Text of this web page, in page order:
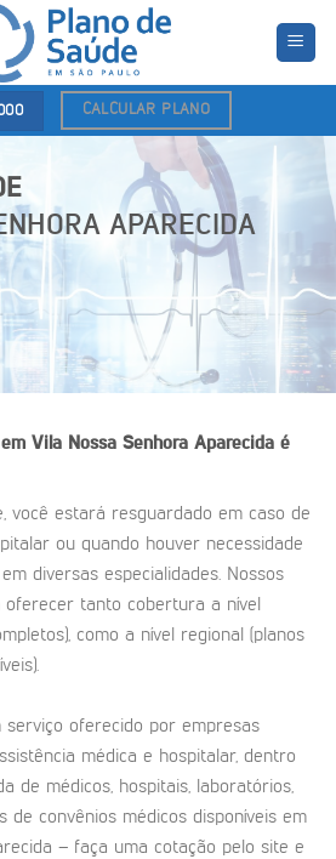
CALCULAR PLANO
APARECIDA
Vila Nossa Senhora Aparecida é
você estará resguardado em caso de
ou quando houver necessidade
diversas especialidades. Nossos
oferecer tanto cobertura a nível
como a nível regional (planos
serviço oferecido por empresas
médica e hospitalar, dentro
de médicos, hospitais, laboratórios,
de convênios médicos disponíveis em
– faça uma cotação pelo site e